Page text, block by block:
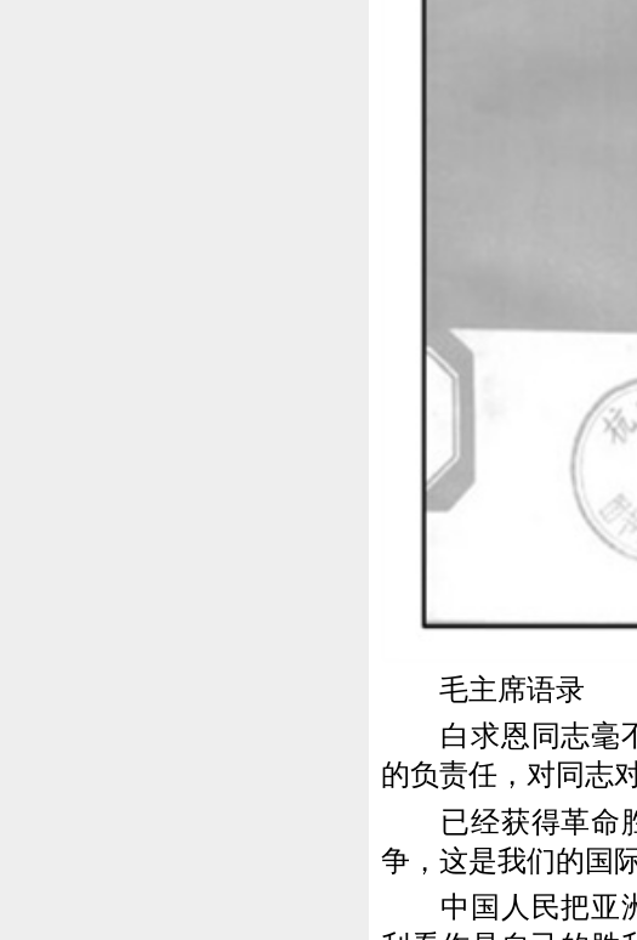
毛主席语录
白求恩同志毫不
的负责任，对同志
已经获得革命胜
争，这是我们的国
中国人民把亚洲